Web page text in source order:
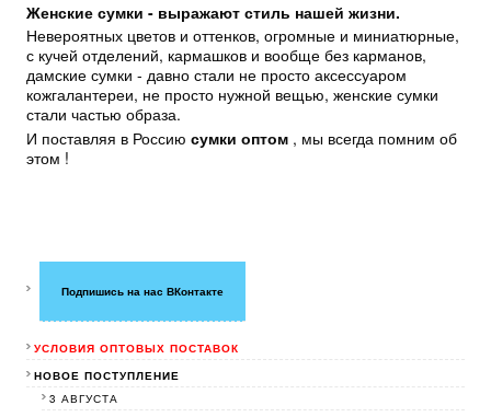
Женские сумки - выражают стиль нашей жизни.
Невероятных цветов и оттенков, огромные и миниатюрные,
с кучей отделений, кармашков и вообще без карманов,
дамские сумки - давно стали не просто аксессуаром
кожгалантереи, не просто нужной вещью, женские сумки
стали частью образа.
И поставляя в Россию сумки оптом , мы всегда помним об
этом !
Подпишись на нас ВКонтакте
УСЛОВИЯ ОПТОВЫХ ПОСТАВОК
НОВОЕ ПОСТУПЛЕНИЕ
3 АВГУСТА